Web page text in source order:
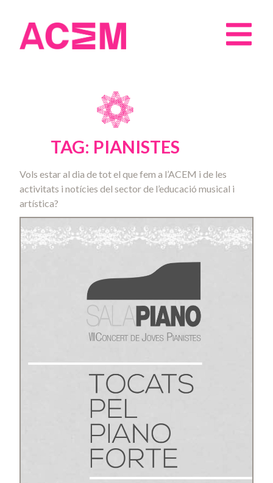
TAG: PIANISTES
Vols estar al dia de tot el que fem a l’ACEM i de les
activitats i notícies del sector de l’educació musical i
artística?